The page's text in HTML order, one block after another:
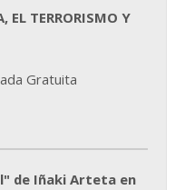
EL TERRORISMO Y
Gratuita
de Iñaki Arteta en